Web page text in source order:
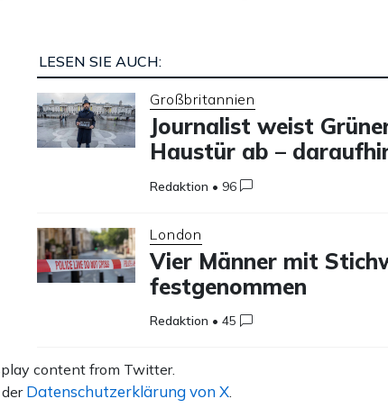
LESEN SIE AUCH:
Großbritannien
Journalist weist
Haustür ab –
Redaktion • 96
London
Vier Männer mit
festgenommen
Redaktion •45
content from Twitter.
Datenschutzerklärung von X.